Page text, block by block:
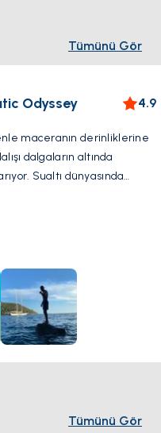
Tümünü Gör
Odyssey 4.9
maceranın derinliklerine
dalgaların altında
Sualtı dünyasında
olağanüstü
gemi enkazları sessizce
geçmişin sırları
geçerek batık odaları
cesaret edin ve
Ancak, gerçekten
egzotik
deniz yosunları arasında
deniz yaşamıdır. Ekincik
Tümünü Gör